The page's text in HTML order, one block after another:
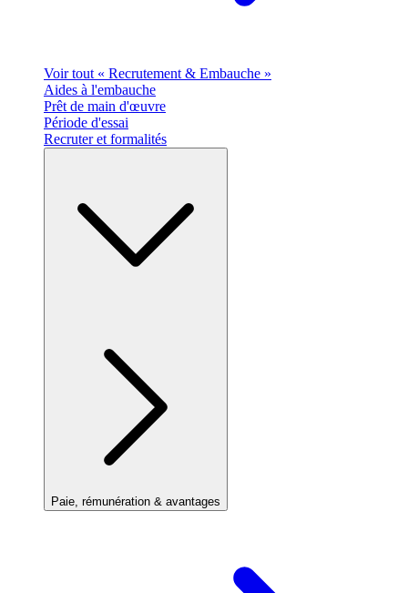
Voir tout « Recrutement & Embauche »
Aides à l'embauche
Prêt de main d'œuvre
Période d'essai
Recruter et formalités
Paie, rémunération & avantages